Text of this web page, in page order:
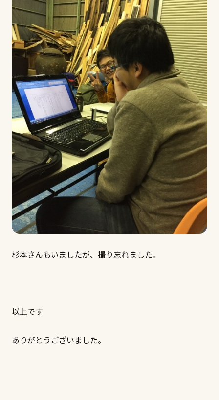
杉本さんもいましたが、撮り忘れました。
以上です
ありがとうございました。